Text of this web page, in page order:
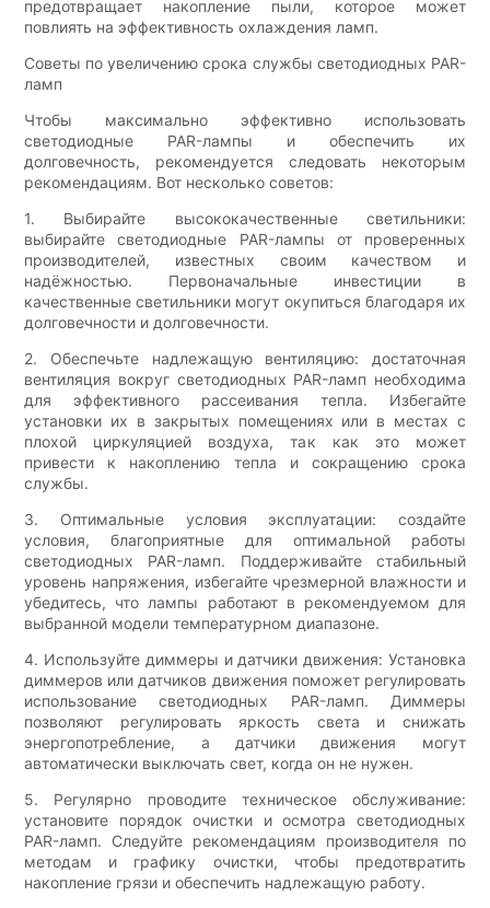
предотвращает накопление пыли, которое может
повлиять на эффективность охлаждения ламп.
Советы по увеличению срока службы светодиодных PAR-
ламп
Чтобы максимально эффективно использовать
светодиодные PAR-лампы и обеспечить их
долговечность, рекомендуется следовать некоторым
рекомендациям. Вот несколько советов:
1. Выбирайте высококачественные светильники:
выбирайте светодиодные PAR-лампы от проверенных
производителей, известных своим качеством и
надёжностью. Первоначальные инвестиции в
качественные светильники могут окупиться благодаря их
долговечности и долговечности.
2. Обеспечьте надлежащую вентиляцию: достаточная
вентиляция вокруг светодиодных PAR-ламп необходима
для эффективного рассеивания тепла. Избегайте
установки их в закрытых помещениях или в местах с
плохой циркуляцией воздуха, так как это может
привести к накоплению тепла и сокращению срока
службы.
3. Оптимальные условия эксплуатации: создайте
условия, благоприятные для оптимальной работы
светодиодных PAR-ламп. Поддерживайте стабильный
уровень напряжения, избегайте чрезмерной влажности и
убедитесь, что лампы работают в рекомендуемом для
выбранной модели температурном диапазоне.
4. Используйте диммеры и датчики движения: Установка
диммеров или датчиков движения поможет регулировать
использование светодиодных PAR-ламп. Диммеры
позволяют регулировать яркость света и снижать
энергопотребление, а датчики движения могут
автоматически выключать свет, когда он не нужен.
5. Регулярно проводите техническое обслуживание:
установите порядок очистки и осмотра светодиодных
PAR-ламп. Следуйте рекомендациям производителя по
методам и графику очистки, чтобы предотвратить
накопление грязи и обеспечить надлежащую работу.